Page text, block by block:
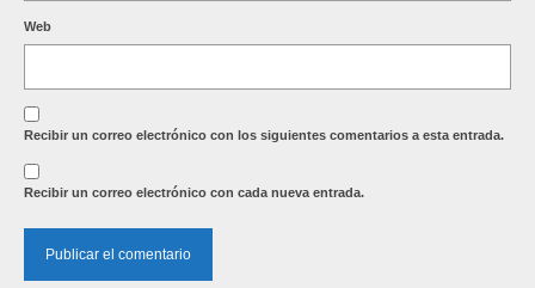
Web
Recibir un correo electrónico con los siguientes comentarios a esta entrada.
Recibir un correo electrónico con cada nueva entrada.